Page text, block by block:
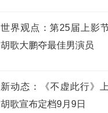
世界观点：第25届上影
胡歌大鹏夺最佳男演员
新动态：《不虚此行》
胡歌宣布定档9月9日